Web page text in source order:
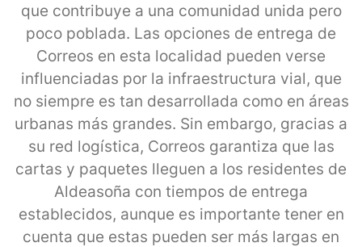
que contribuye a una comunidad unida pero
poco poblada. Las opciones de entrega de
Correos en esta localidad pueden verse
influenciadas por la infraestructura vial, que
no siempre es tan desarrollada como en áreas
urbanas más grandes. Sin embargo, gracias a
su red logística, Correos garantiza que las
cartas y paquetes lleguen a los residentes de
Aldeasoña con tiempos de entrega
establecidos, aunque es importante tener en
cuenta que estas pueden ser más largas en